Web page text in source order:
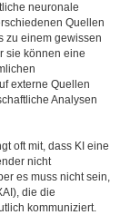
neuronale
Quellen
zu einem gewissen
sie können eine
externe Quellen
Analysen
oft mit, dass KI eine
nicht
es muss nicht sein,
die die
kommuniziert.